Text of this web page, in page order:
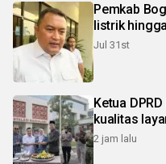
Pemkab
listrik
Jul 31st
Ketua
kualitas
2 jam lalu